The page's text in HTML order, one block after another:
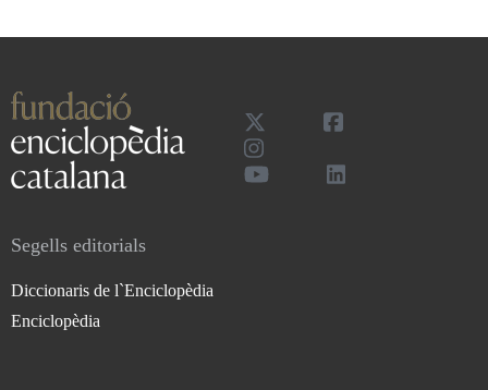
Segells editorials
Diccionaris de l`Enciclopèdia
Enciclopèdia